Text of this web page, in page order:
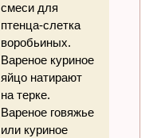
смеси для
птенца-слетка
воробьиных.
Вареное куриное
яйцо натирают
на терке.
Вареное говяжье
или куриное